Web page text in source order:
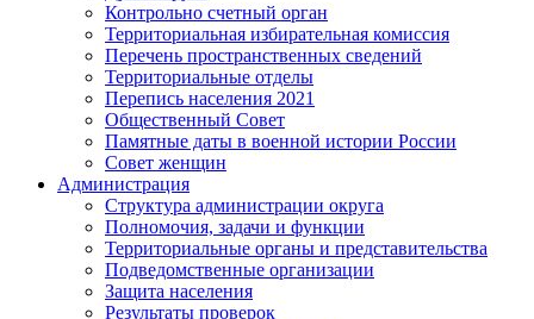
Контрольно счетный орган
Территориальная избирательная комиссия
Перечень пространственных сведений
Территориальные отделы
Перепись населения 2021
Общественный Совет
Памятные даты в военной истории России
Совет женщин
Администрация
Структура администрации округа
Полномочия, задачи и функции
Территориальные органы и представительства
Подведомственные организации
Защита населения
Результаты проверок